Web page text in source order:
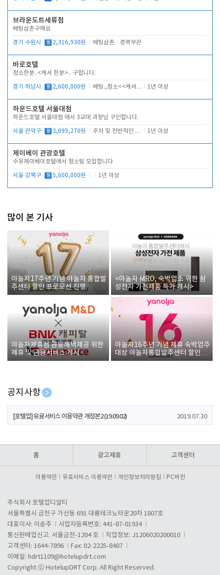
브라운도트세류점
베팅삼촌구해요
경기 수원시 월 2,316,930원 베팅삼촌 경력무관
바로호텔
청소한분..<캐셔 한분>.. 구합니다.
경기 하남시 월 2,600,000원 베팅.,청소<<캐셔 모셔봅니다. 1년 이상
하운드호텔 서울대점
하운드호텔 서울대점 에서 3교대 과장님 구인합니다.
서울 관악구 월 3,099,270원 주차 및 전반적인 당번업무 1년 이상
제이베이 관광호텔
수유제이베이호텔에서 청소팀 모집합니다
서울 강북구 월 5,600,000원 1년 이상
많이 본 기사
야놀자17주년 기념 야놀자 통합발
주센터 할인 프로모션 진행
<야놀자 MRO, 숙박업소 위한 삼
성전자 가전제품 특가 개시>
야놀자제휴점 금융혜택제공 위한
제휴 및 금융서비스 게시
야놀자16주년 기념 제휴 숙박업주
대상 야놀자통합발주센터 할인쿠
폰 증정
공지사항
[호텔업] 개인정보 처리방침 개정본1 (19.09.02)
[호텔업] 유료서비스 이용약관 개정본2 (19.09.02) 2019.07.30
홈 광고제휴 고객센터
이용약관 유료서비스 이용약관 개인정보처리방침 PC버전
주식회사 호텔업디알티
서울특별시 금천구 가산동 691 대륭테크노타운20차 1807호
대표이사: 이송주
사업자등록번호: 441-87-01934
통신판매업신고: 서울금천-1204 호
직업정보: J1206020200010
고객센터: 1644-7896
Fax: 02-2225-8487
이메일: hdrt1109@hotelupdrt.com
Copyright ⓒ HotelupDRT Corp. All Right Reserved.